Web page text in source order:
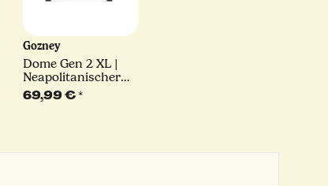
Gozney
Dome Gen 2 XL |
Neapolitanischer
Bogen
69,99 €*